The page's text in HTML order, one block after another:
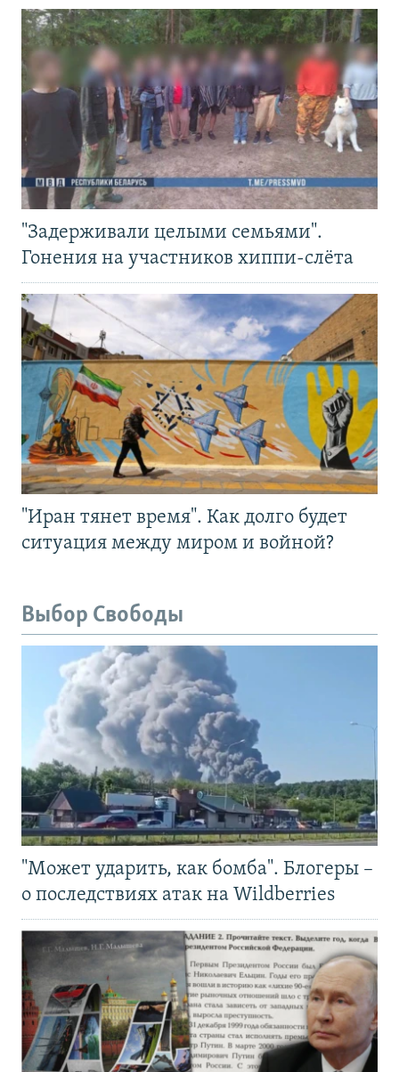
"Задерживали целыми семьями".
Гонения на участников хиппи-слёта
"Иран тянет время". Как долго будет
ситуация между миром и войной?
Выбор Свободы
"Может ударить, как бомба". Блогеры –
о последствиях атак на Wildberries